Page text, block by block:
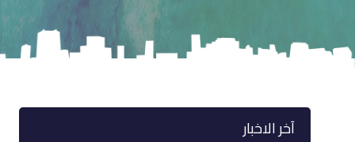
آخر الاخبار